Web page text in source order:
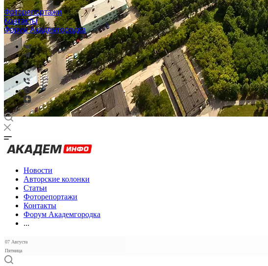
Фоторепортажи
Контакты
Форум Академгородка
Новости
Авторские колонки
Статьи
Фоторепортажи
Контакты
Форум Академгородка
...
07 Августа
Пятница